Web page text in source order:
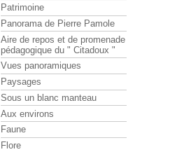
Patrimoine
Panorama de Pierre Pamole
Aire de repos et de promenade
pédagogique du " Citadoux "
Vues panoramiques
Paysages
Sous un blanc manteau
Aux environs
Faune
Flore